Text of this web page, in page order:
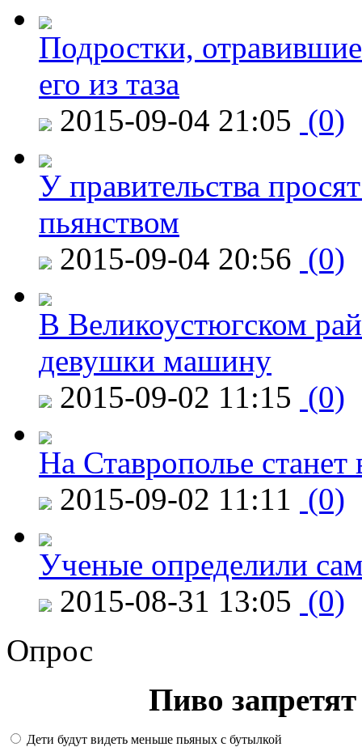
Подростки,
его из таза
2015-09-04 21:05 (0)
У правительства
пьянством
2015-09-04 20:56 (0)
В Великоустюгском
девушки машину
2015-09-02 11:15 (0)
На Ставрополье
2015-09-02 11:11 (0)
Ученые определили
2015-08-31 13:05 (0)
Опрос
Пиво
Дети будут видеть меньше пьяных с бутылкой